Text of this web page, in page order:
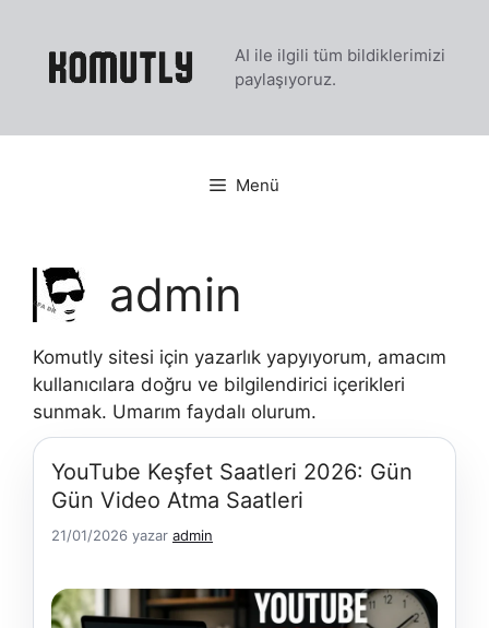
AI ile ilgili tüm bildiklerimizi
paylaşıyoruz.
Menü
admin
Komutly sitesi için yazarlık yapyıyorum, amacım
kullanıcılara doğru ve bilgilendirici içerikleri
sunmak. Umarım faydalı olurum.
YouTube Keşfet Saatleri 2026: Gün
Gün Video Atma Saatleri
21/01/2026 yazar admin